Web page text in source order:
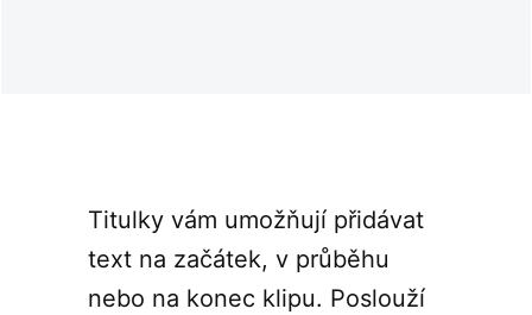
Titulky vám umožňují přidávat
text na začátek, v průběhu
nebo na konec klipu. Poslouží